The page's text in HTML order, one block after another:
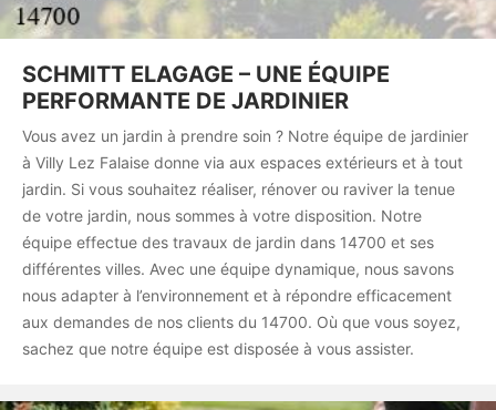
SCHMITT ELAGAGE – UNE ÉQUIPE
PERFORMANTE DE JARDINIER
Vous avez un jardin à prendre soin ? Notre équipe de jardinier
à Villy Lez Falaise donne via aux espaces extérieurs et à tout
jardin. Si vous souhaitez réaliser, rénover ou raviver la tenue
de votre jardin, nous sommes à votre disposition. Notre
équipe effectue des travaux de jardin dans 14700 et ses
différentes villes. Avec une équipe dynamique, nous savons
nous adapter à l’environnement et à répondre efficacement
aux demandes de nos clients du 14700. Où que vous soyez,
sachez que notre équipe est disposée à vous assister.